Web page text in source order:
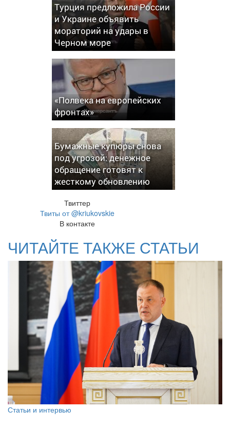
Турция предложила России
и Украине объявить
мораторий на удары в
Черном море
«Полвека на европейских
фронтах»
Бумажные купюры снова
под угрозой: денежное
обращение готовят к
жесткому обновлению
Твиттер
Твиты от @kriukovskie
В контакте
ЧИТАЙТЕ ТАКЖЕ СТАТЬИ
Статьи и интервью